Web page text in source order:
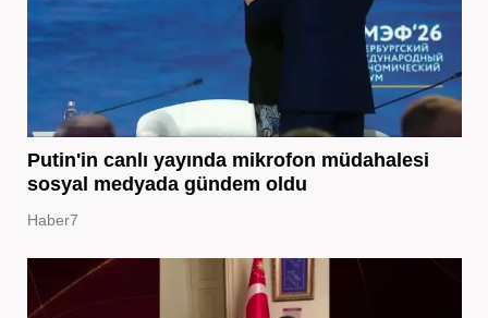
Putin'in canlı yayında mikrofon müdahalesi
sosyal medyada gündem oldu
Haber7